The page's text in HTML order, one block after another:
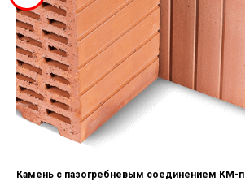
Камень с пазогребневым соединением КМ-